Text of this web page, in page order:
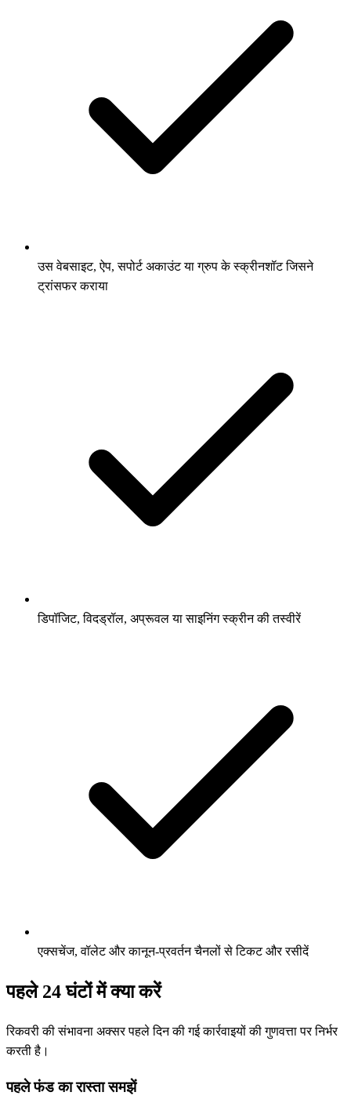
उस वेबसाइट, ऐप, सपोर्ट अकाउंट या ग्रुप के स्क्रीनशॉट जिसने
ट्रांसफर कराया
डिपॉजिट, विदड्रॉल, अप्रूवल या साइनिंग स्क्रीन की तस्वीरें
एक्सचेंज, वॉलेट और कानून-प्रवर्तन चैनलों से टिकट और रसीदें
पहले 24 घंटों में क्या करें
रिकवरी की संभावना अक्सर पहले दिन की गई कार्रवाइयों की गुणवत्ता पर निर्भर
करती है।
पहले फंड का रास्ता समझें